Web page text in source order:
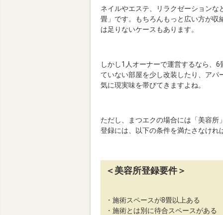
ネイルやエステ、リラクゼーション
畳」です。もちろんもっと広い方が
は足りないケースもあります。
しかし1人オーナーで運営するなら、
ていない部屋を少し改装したり、ア
気に現実味を帯びてきますよね。
ただし、まつエクの場合には「美容
登録には、以下の条件を満たさなけれ
＜美容所登録要件＞
・施術スペースが8畳以上ある
・施術とは別に待合スペースがある